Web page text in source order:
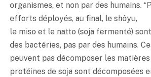
organismes, et non par des humains.
efforts déployés, au final, le shôyu,
le miso et le natto (soja fermenté)
des bactéries, pas par des humains.
peuvent pas décomposer les
protéines de soja sont décomposées